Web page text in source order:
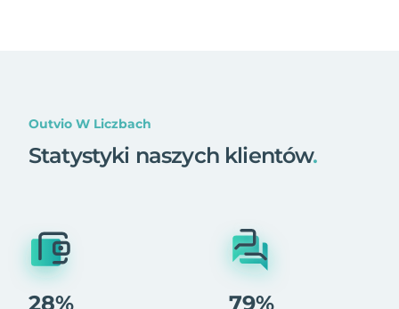
Outvio W Liczbach
Statystyki naszych klientów.
28% 79%